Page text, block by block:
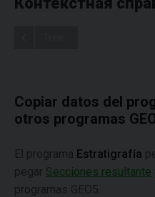
Copiar datos del
otros programas
El programa Estratigrafía
pegar Secciones resultante
programas GEO5.